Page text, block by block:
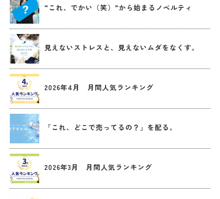
“これ、でかい（笑）”から始まるノベルティ
見えないストレスと、見えないムダをなくす。
2026年4月 月間人気ランキング
「これ、どこで売ってるの？」を配る。
2026年3月 月間人気ランキング